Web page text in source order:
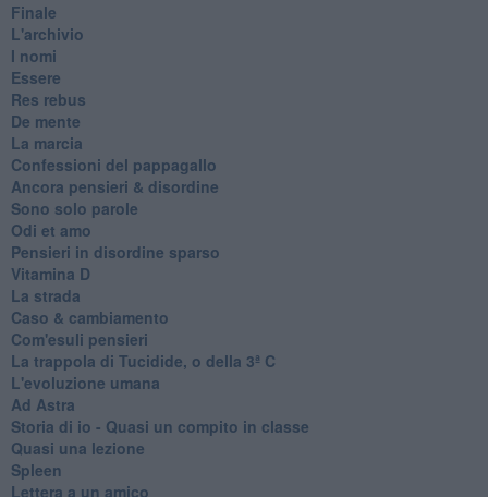
Finale
L'archivio
I nomi
Essere
Res rebus
De mente
La marcia
Confessioni del pappagallo
Ancora pensieri & disordine
Sono solo parole
Odi et amo
Pensieri in disordine sparso
Vitamina D
La strada
Caso & cambiamento
Com'esuli pensieri
La trappola di Tucidide, o della 3ª C
L'evoluzione umana
Ad Astra
Storia di io - Quasi un compito in classe
Quasi una lezione
Spleen
Lettera a un amico